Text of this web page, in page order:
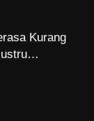
Kurang